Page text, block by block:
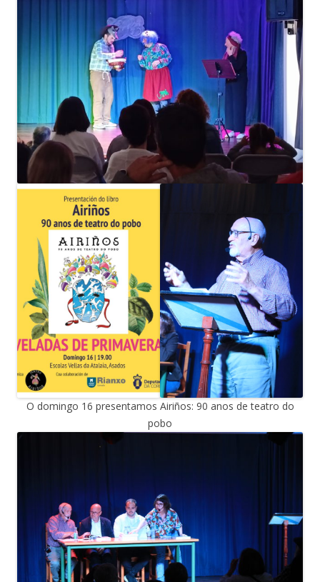
O domingo 16 presentamos Airiños: 90 anos de teatro do
pobo